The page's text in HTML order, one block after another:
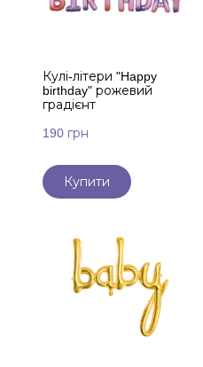
Кулі-літери "Happy
birthday" рожевий
градієнт
190 грн
Купити